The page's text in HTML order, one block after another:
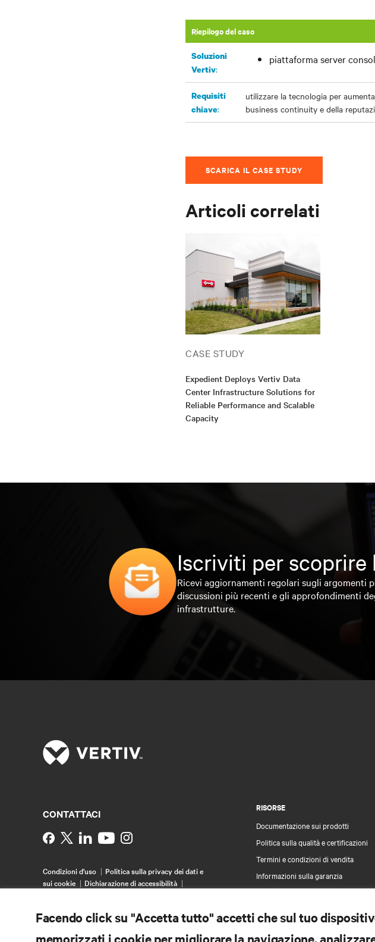
Riepilogo del caso
Soluzioni
Vertiv:
piattaforma server
Requisiti
chiave:
utilizzare la tecnologia per
business continuity e della
SCARICA IL CASE STUDY
Articoli correlati
CASE STUDY
Expedient Deploys Vertiv Data
Center Infrastructure Solutions for
Reliable Performance and Scalable
Capacity
Iscriviti per
Ricevi aggiornamenti regolari sugli argomenti
discussioni più recenti e gli approfondimenti
infrastrutture.
RISORSE
Documentazione sui prodotti
Politica sulla qualità e certificazioni
Termini e condizioni di vendita
Informazioni sulla garanzia
CONTATTACI
Instagram
Condizioni d'uso
Politica sulla privacy dei dati e
sui cookie
Dichiarazione di accessibilità
Facendo click su "Accetta tutto" accetti che sul tuo
memorizzati i cookie per migliorare la navigazione,